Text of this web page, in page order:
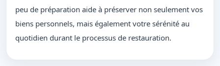
peu de préparation aide à préserver non seulement vos
biens personnels, mais également votre sérénité au
quotidien durant le processus de restauration.